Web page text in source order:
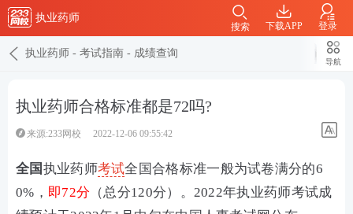
执业药师
下载APP 登录
搜索
执业药师 - 考试指南 - 成绩查询
导航
执业药师合格标准都是72吗?
来源:233网校 2022-12-06 09:55:42
全国 执业药师考试全国合格标准一般为试卷满分的6
0%， 即72分 （总分120分）。2022年执业药师考试成